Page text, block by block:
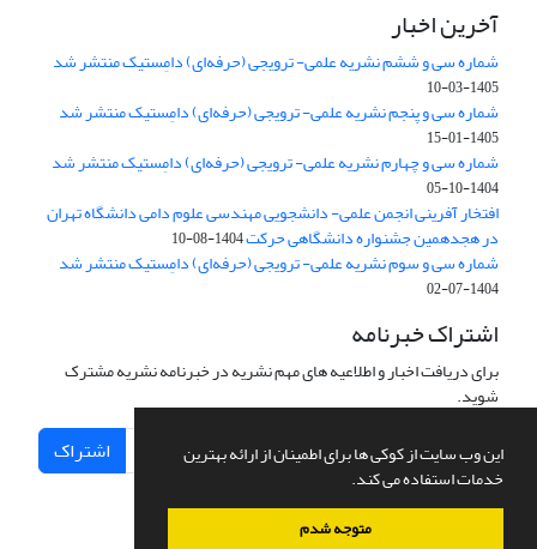
این وب سایت از کوکی ها برای اطمینان از ارائه بهترین
خدمات استفاده می کند.
متوجه شدم
آخرین اخبار
شماره سی و ششم نشریه علمی- ترویجی (حرفه‌ای) دامِستیک منتشر شد
1405-03-10
شماره سی و پنجم نشریه علمی- ترویجی (حرفه‌ای) دامِستیک منتشر شد
1405-01-15
شماره سی و چهارم نشریه علمی- ترویجی (حرفه‌ای) دامِستیک منتشر شد
1404-10-05
افتخار آفرینی انجمن علمی- دانشجویی مهندسی علوم دامی دانشگاه تهران
در هجدهمین جشنواره دانشگاهی حرکت1404-08-10
شماره سی و سوم نشریه علمی- ترویجی (حرفه‌ای) دامِستیک منتشر شد
1404-07-02
اشتراک خبرنامه
برای دریافت اخبار و اطلاعیه های مهم نشریه در خبرنامه نشریه مشترک
شوید.
اشتراک